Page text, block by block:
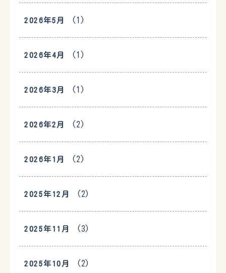
2026年5月 (1)
2026年4月 (1)
2026年3月 (1)
2026年2月 (2)
2026年1月 (2)
2025年12月 (2)
2025年11月 (3)
2025年10月 (2)